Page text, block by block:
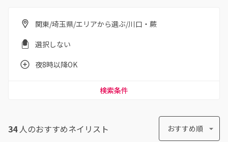
関東/埼玉県/エリアから選ぶ/川口・蕨
選択しない
夜8時以降OK
検索条件
34人のおすすめネイリスト おすすめ順